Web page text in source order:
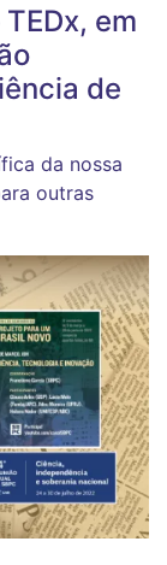
em
de
da nossa
outras